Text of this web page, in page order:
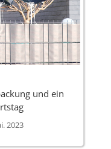
und ein
2023